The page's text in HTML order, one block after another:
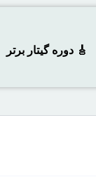
🎸 دوره‌ گیتار برتر